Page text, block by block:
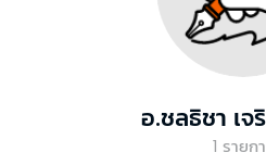
อ.ชลธิชา เ
1 รายก